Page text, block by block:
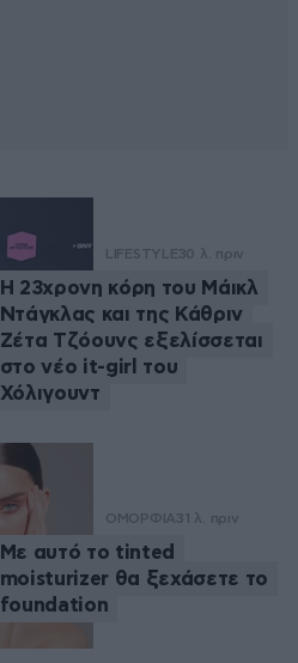
LIFESTYLE30 λ. πριν
Η 23χρονη κόρη τoυ Μάικλ
Ντάγκλας και της Κάθριν
Ζέτα Τζόουνς εξελίσσεται
στο νέο it-girl του
Χόλιγουντ
ΟΜΟΡΦΙΑ31 λ. πριν
Με αυτό το tinted
moisturizer θα ξεχάσετε το
foundation